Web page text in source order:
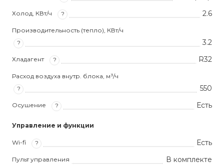
Холод, КВт/ч ? 2.6
Производительность (тепло), КВт/ч
?
3.2
Хладагент ? R32
Расход воздуха внутр. блока, м³/ч
?
550
Осушение ? Есть
Управление и функции
Wi-fi ? Есть
Пульт управления В комплекте